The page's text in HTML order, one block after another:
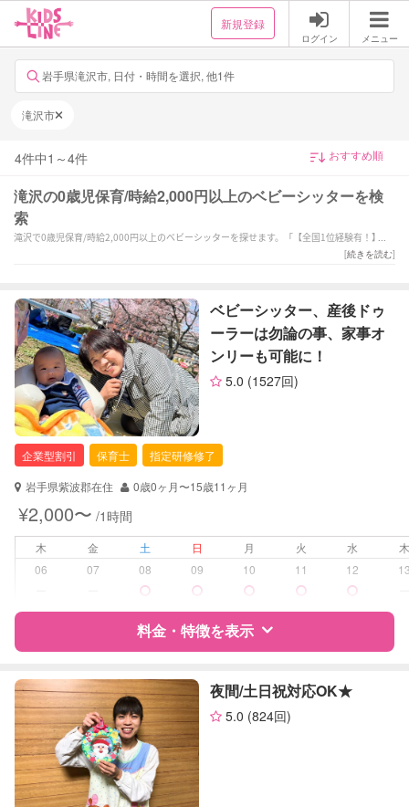
新規登録
ログイン メニュー
岩手県滝沢市, 日付・時間を選択, 他1件
滝沢市
4件中1 ～4件
滝沢の0歳児保育/時給2,000円以上のベビーシッターを検
索
滝沢で0歳児保育/時給2,000円以上のベビーシッターを探せます。「【全国1位経験有！】保
育歴19年目！笑顔と愛情溢れるサポートを致します♪」「夜間/土日祝対応OK★」「6月〜本
たサポーターの中から、ご予算や依頼内容に合わせて選んでいただけます。
[続きを読む]
ベビーシッター、産後ドゥ
ーラーは勿論の事、家事オ
ンリーも可能に！
5.0 (1527回)
企業型割引 保育士
指定研修修了
岩手県紫波郡在住
0歳0ヶ月〜15歳11ヶ月
¥2,000〜 /1時間
木 金 土 日 月 火 水
06
07 08 09 10 11 12
料金・特徴を表示
特徴 料金 レビュー
サポートの特徴
資格
企業型割引対象(旧内閣府補助対象)
自治体届出済ベビーシッター
夜間/土日祝対応OK★
5.0 (824回)